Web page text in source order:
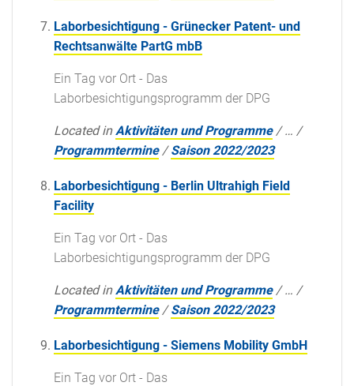
Laborbesichtigung - Grünecker Patent- und
Rechtsanwälte PartG mbB
Ein Tag vor Ort - Das
Laborbesichtigungsprogramm der DPG
Located in Aktivitäten und Programme /… /
Programmtermine /Saison 2022/2023
Laborbesichtigung - Berlin Ultrahigh Field
Facility
Ein Tag vor Ort - Das
Laborbesichtigungsprogramm der DPG
Located in Aktivitäten und Programme /… /
Programmtermine /Saison 2022/2023
Laborbesichtigung - Siemens Mobility GmbH
Ein Tag vor Ort - Das